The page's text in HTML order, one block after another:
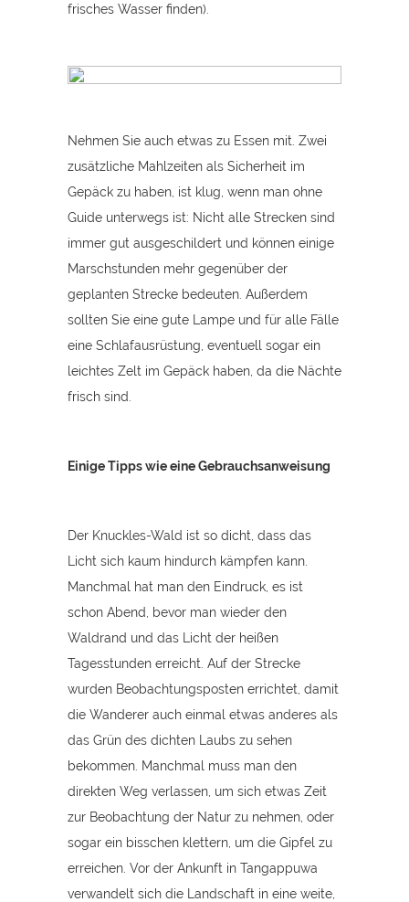
frisches Wasser finden).
Nehmen Sie auch etwas zu Essen mit. Zwei
zusätzliche Mahlzeiten als Sicherheit im
Gepäck zu haben, ist klug, wenn man ohne
Guide unterwegs ist: Nicht alle Strecken sind
immer gut ausgeschildert und können einige
Marschstunden mehr gegenüber der
geplanten Strecke bedeuten. Außerdem
sollten Sie eine gute Lampe und für alle Fälle
eine Schlafausrüstung, eventuell sogar ein
leichtes Zelt im Gepäck haben, da die Nächte
frisch sind.
Einige Tipps wie eine Gebrauchsanweisung
Der Knuckles-Wald ist so dicht, dass das
Licht sich kaum hindurch kämpfen kann.
Manchmal hat man den Eindruck, es ist
schon Abend, bevor man wieder den
Waldrand und das Licht der heißen
Tagesstunden erreicht. Auf der Strecke
wurden Beobachtungsposten errichtet, damit
die Wanderer auch einmal etwas anderes als
das Grün des dichten Laubs zu sehen
bekommen. Manchmal muss man den
direkten Weg verlassen, um sich etwas Zeit
zur Beobachtung der Natur zu nehmen, oder
sogar ein bisschen klettern, um die Gipfel zu
erreichen. Vor der Ankunft in Tangappuwa
verwandelt sich die Landschaft in eine weite,